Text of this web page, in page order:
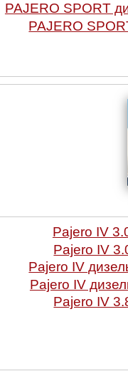
PAJERO SPORT
PAJERO
Pajero IV
Pajero IV
Pajero IV
Pajero IV
Pajero IV